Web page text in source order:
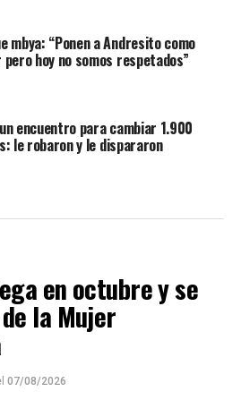
mbya: “Ponen a Andresito como
hoy no somos respetados”
encuentro para cambiar 1.900
le robaron y le dispararon
en octubre y se
la Mujer
07/08/2026